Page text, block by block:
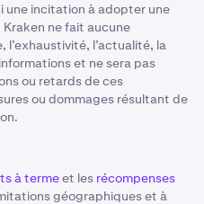
incitation à adopter une
ne fait aucune
l’actualité, la
et ne sera pas
ou retards de ces
ou dommages résultant de
à termeet les récompenses
géographiques et à